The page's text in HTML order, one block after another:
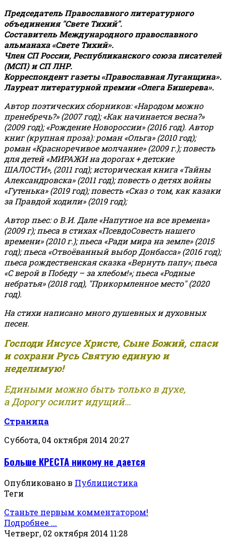
Председатель Православного литературного
объединения "Свете Тихий".
Составитель Международного православного
альманаха «Свете Тихий».
Член СП России, Республиканского союза писателей
(МСП) и СП ЛНР.
Корреспондент газеты «Православная Луганщина».
Лауреат литературной премии «Олега Бишерева».
Автор поэтических сборников: «Народом можно
пренебречь?» (2007 год); «Как начинается весна?»
(2009 год); «Рождение Новороссии» (2016 год). Автор
книг (крупная проза): роман «Ольга» (2010 год);
роман «Красноречивое молчание» (2009 г.); повесть
для детей «МИРАЖИ на дорогах + детские
ШАЛОСТИ», (2011 год); историческая книга «Тайны
Александровска» (2011 год); повесть о детях войны
«Гутенька» (2019 год); повесть «Сказ о том, как казаки
за Правдой ходили» (2019 год);
Автор пьес: о В.И. Дале «Напутное на все времена»
(2009 г); пьеса в стихах «ПсевдоСовесть нашего
времени» (2010 г.); пьеса «Ради мира на земле» (2015
год); пьеса «Отвоёванный выбор Донбасса» (2016 год);
пьеса рождественская сказка «Вернуть папу»; пьеса
«С верой в Победу – за хлебом!»;пьеса «Родные
небратья» (2018 год), "Прикормленное место" (2020
год).
На стихи написано много душевных и духовных
песен.
Господи Иисусе Христе, Сыне Божий, спаси
и сохрани Русь Святую единую и
неделимую!
Едиными можно быть только в духе,
а Дорогу осилит идущий...
Страница
Суббота, 04 октября 2014 20:27
Больше КРЕСТА никому не дается
Опубликовано в Публицистика
Теги
Станьте первым комментатором!
Подробнее ...
Четверг, 02 октября 2014 11:28